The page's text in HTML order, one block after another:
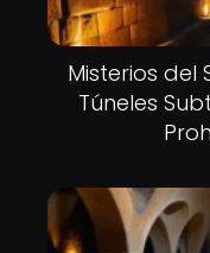
Misterios del
Túneles